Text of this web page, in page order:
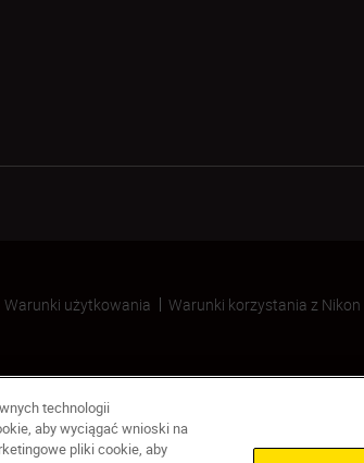
Warunki użytkowania Warunki korzystania z Nikon
technologii
aby wyciągać wnioski na
pliki cookie, aby